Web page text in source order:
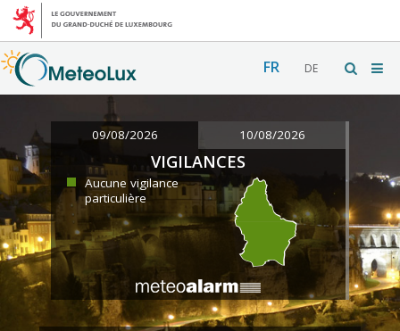
FR DE
09/08/2026 10/08/2026
VIGILANCES
Aucune vigilance
particulière